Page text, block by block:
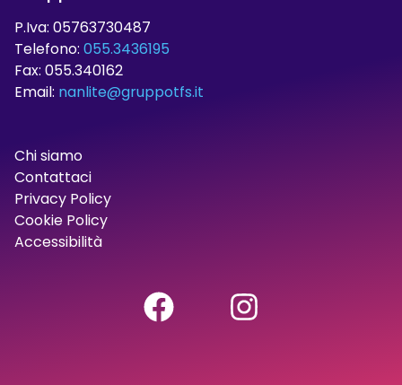
P.Iva: 05763730487
Telefono: 055.3436195
Fax: 055.340162
Email: nanlite@gruppotfs.it
Chi siamo
Contattaci
Privacy Policy
Cookie Policy
Accessibilità